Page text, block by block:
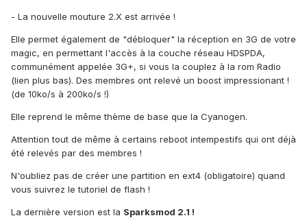
- La nouvelle mouture 2.X est arrivée !
Elle permet également de "débloquer" la réception en 3G de votre
magic, en permettant l'accès à la couche réseau HDSPDA,
communément appelée 3G+, si vous la couplez à la rom Radio
(lien plus bas). Des membres ont relevé un boost impressionant !
(de 10ko/s à 200ko/s !)
Elle reprend le même thème de base que la Cyanogen.
Attention tout de même à certains reboot intempestifs qui ont déjà
été relevés par des membres !
N'oubliez pas de créer une partition en ext4 (obligatoire) quand
vous suivrez le tutoriel de flash !
La dernière version est la Sparksmod 2.1 !